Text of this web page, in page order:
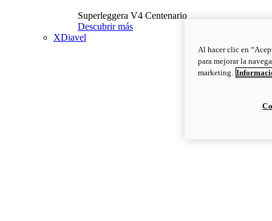
Superleggera V4 Centenario
Descubrir más
XDiavel
Al hacer clic en
para mejorar la
marketing.